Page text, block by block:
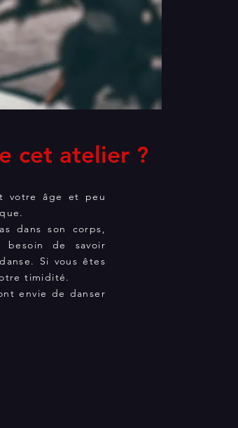
cet atelier ?
votre âge et peu
dans son corps,
de savoir
Si vous êtes
timidité.
envie de danser